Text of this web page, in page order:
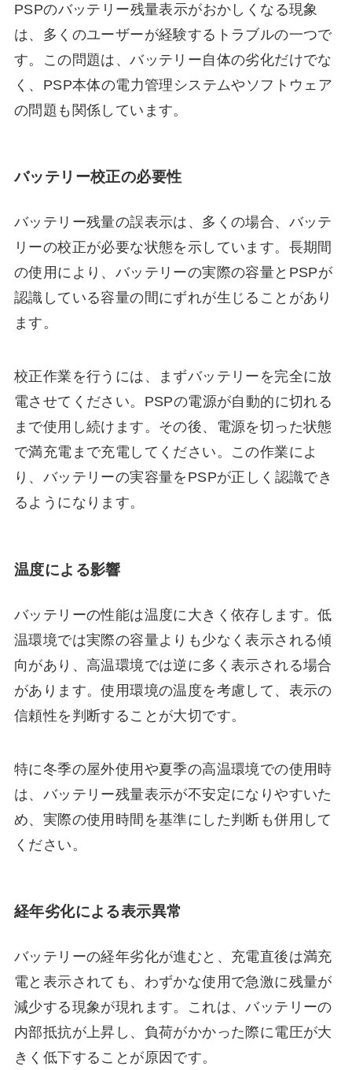
PSPのバッテリー残量表示がおかしくなる現象
は、多くのユーザーが経験するトラブルの一つで
す。この問題は、バッテリー自体の劣化だけでな
く、PSP本体の電力管理システムやソフトウェア
の問題も関係しています。
バッテリー校正の必要性
バッテリー残量の誤表示は、多くの場合、バッテ
リーの校正が必要な状態を示しています。長期間
の使用により、バッテリーの実際の容量とPSPが
認識している容量の間にずれが生じることがあり
ます。
校正作業を行うには、まずバッテリーを完全に放
電させてください。PSPの電源が自動的に切れる
まで使用し続けます。その後、電源を切った状態
で満充電まで充電してください。この作業によ
り、バッテリーの実容量をPSPが正しく認識でき
るようになります。
温度による影響
バッテリーの性能は温度に大きく依存します。低
温環境では実際の容量よりも少なく表示される傾
向があり、高温環境では逆に多く表示される場合
があります。使用環境の温度を考慮して、表示の
信頼性を判断することが大切です。
特に冬季の屋外使用や夏季の高温環境での使用時
は、バッテリー残量表示が不安定になりやすいた
め、実際の使用時間を基準にした判断も併用して
ください。
経年劣化による表示異常
バッテリーの経年劣化が進むと、充電直後は満充
電と表示されても、わずかな使用で急激に残量が
減少する現象が現れます。これは、バッテリーの
内部抵抗が上昇し、負荷がかかった際に電圧が大
きく低下することが原因です。